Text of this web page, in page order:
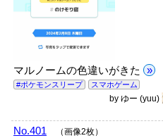
マルノームの色違いがきた »
#ポケモンスリープ スマホゲーム
byゆー(yuu)
No.401 （画像2枚）